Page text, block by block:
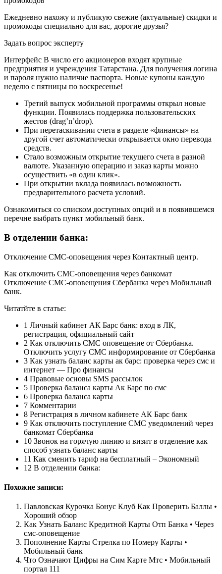
Ежедневно нахожу и публикую свежие (актуальные) скидки и
промокоды специально для вас, дорогие друзья?
Задать вопрос эксперту
Интерфейс В число его акционеров входят крупные
предприятия и учреждения Татарстана. Для получения логина
и пароля нужно наличие паспорта. Новые купоны каждую
неделю с пятницы по воскресенье!
Третий выпуск мобильной программы открыл новые
функции. Появилась поддержка пользовательских
жестов (drag’n’drop).
При перетаскивании счета в разделе «финансы» на
другой счет автоматически открывается окно перевода
средств.
Стало возможным открытие текущего счета в разной
валюте. Указанную операцию и заказ карты можно
осуществить «в один клик».
При открытии вклада появилась возможность
предварительного расчета условий.
Ознакомиться со списком доступных опций и в появившемся
перечне выбрать пункт мобильный банк.
В отделении банка:
Отключение СМС-оповещения через Контактный центр.
Как отключить СМС-оповещения через банкомат
Отключение СМС-оповещения Сбербанка через Мобильный
банк.
Читатйте в статье:
1 Личный кабинет АК Барс банк: вход в ЛК,
регистрация, официальный сайт
2 Как отключить СМС оповещение от Сбербанка.
Отключить услугу СМС информирование от Сбербанка
3 Как узнать баланс карты ак барс: проверка через смс и
интернет — Про финансы
4 Правовые основы SMS рассылок
5 Проверка баланса карты Ак Барс по смс
6 Проверка баланса карты
7 Комментарии
8 Регистрация в личном кабинете АК Барс банк
9 Как отключить поступление СМС уведомлений через
банкомат Сбербанка
10 Звонок на горячую линию и визит в отделение как
способ узнать баланс карты
11 Как сменить тариф на бесплатный – Экономный
12 В отделении банка:
Похожие записи:
Павловская Курочка Бонус Клуб Как Проверить Баллы •
Хороший обзор
Как Узнать Баланс Кредитной Карты Отп Банка • Через
смс-оповещение
Пополнение Карты Стрелка по Номеру Карты •
Мобильный банк
Что Означают Цифры на Сим Карте Мтс • Мобильный
портал 111